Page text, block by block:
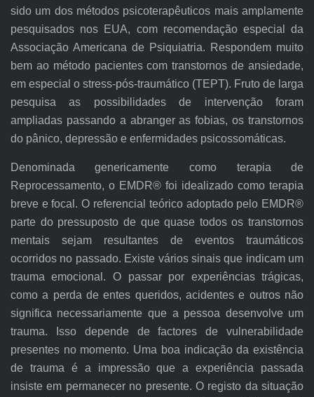
sido um dos métodos psicoterapêuticos mais amplamente
pesquisados nos EUA, com recomendação especial da
Associação Americana de Psiquiatria. Respondem muito
bem ao método pacientes com transtornos de ansiedade,
em especial o stress-pós-traumático (TEPT). Fruto de larga
pesquisa as possibilidades de intervenção foram
ampliadas passando a abranger as fobias, os transtornos
do pânico, depressão e enfermidades psicossomáticas.
Denominada genericamente como terapia de
Reprocessamento, o EMDR® foi idealizado como terapia
breve e focal. O referencial teórico adoptado pelo EMDR®
parte do pressuposto de que quase todos os transtornos
mentais sejam resultantes de eventos traumáticos
ocorridos no passado. Existe vários sinais que indicam um
trauma emocional. O passar por experiências trágicas,
como a perda de entes queridos, acidentes e outros não
significa necessariamente que a pessoa desenvolve um
trauma. Isso depende de factores de vulnerabilidade
presentes no momento. Uma boa indicação da existência
de trauma é a impressão que a experiência passada
insiste em permanecer no presente. O registo da situação